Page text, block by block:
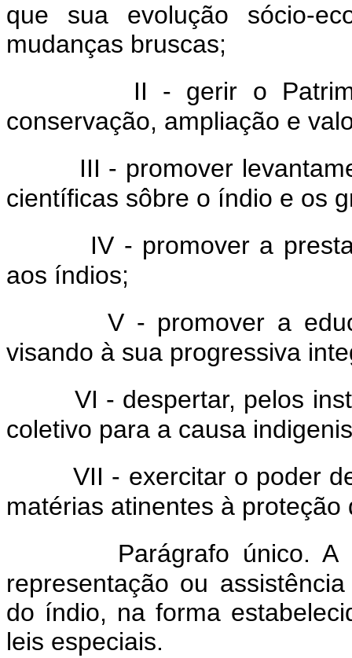
que sua evolução sócio-
mudanças bruscas;
II - gerir o
conservação, ampliação e
III - promover
científicas sôbre o índio e os
IV - promover a
aos índios;
V - promover a
visando à sua progressiva
VI - despertar, pelos
coletivo para a causa
VII - exercitar o poder
matérias atinentes à proteção
Parágrafo único. A
representação ou
do índio, na forma
leis especiais.